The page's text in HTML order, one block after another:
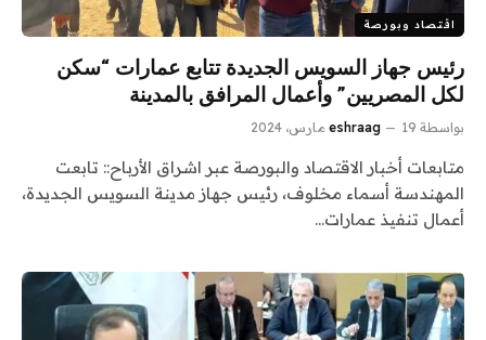
اقتصاد وبورصة
رئيس جهاز السويس الجديدة تتابع عمارات “سكن
لكل المصريين” وأعمال المرافق بالمدينة
بواسطة eshraag 19 مارس، 2024
متابعات أخبار الاقتصاد والبورصة عبر اشراق الأرباح:: تابعت
المهندسة أسماء مخلوف، رئيس جهاز مدينة السويس الجديدة،
أعمال تنفيذ عمارات…